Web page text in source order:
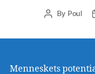
Post
By Poul
Menneskets